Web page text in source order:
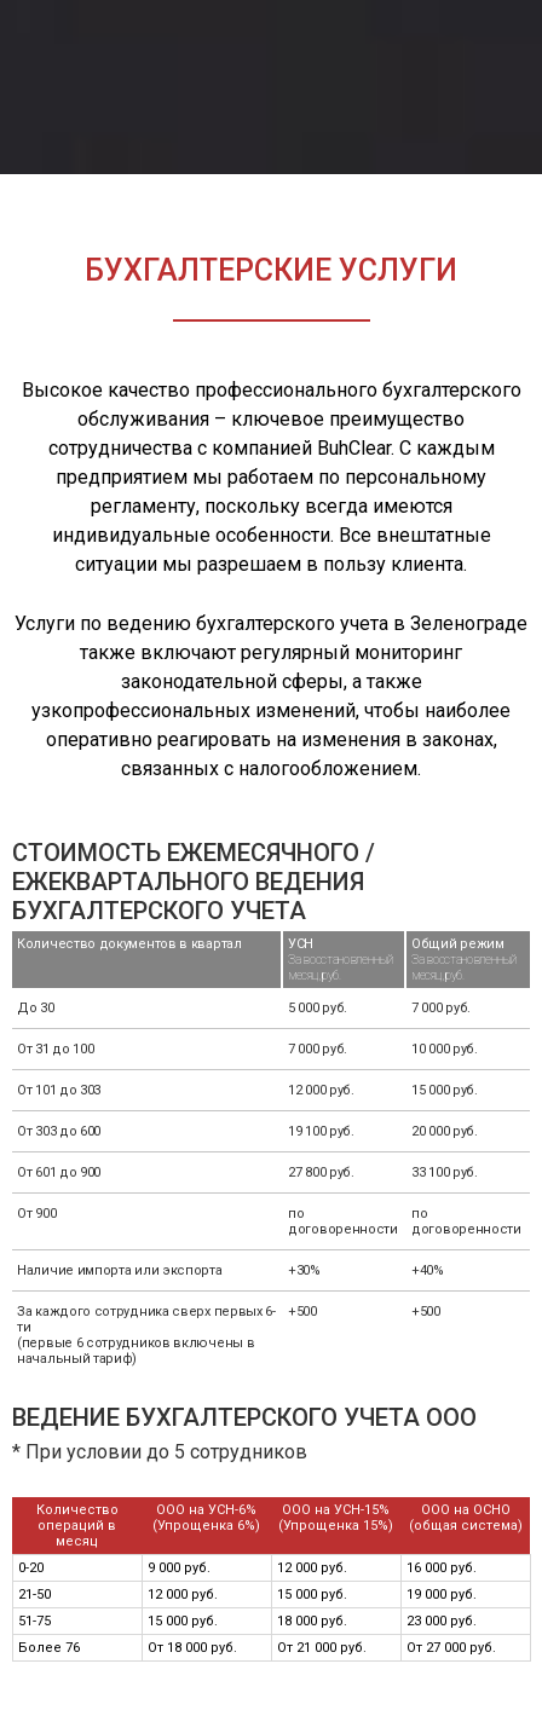
БУХГАЛТЕРСКИЕ УСЛУГИ
Высокое качество профессионального бухгалтерского
обслуживания – ключевое преимущество
сотрудничества с компанией BuhClear. С каждым
предприятием мы работаем по персональному
регламенту, поскольку всегда имеются
индивидуальные особенности. Все внештатные
ситуации мы разрешаем в пользу клиента.
Услуги по ведению бухгалтерского учета в Зеленограде
также включают регулярный мониторинг
законодательной сферы, а также
узкопрофессиональных изменений, чтобы наиболее
оперативно реагировать на изменения в законах,
связанных с налогообложением.
СТОИМОСТЬ ЕЖЕМЕСЯЧНОГО /
ЕЖЕКВАРТАЛЬНОГО ВЕДЕНИЯ
БУХГАЛТЕРСКОГО УЧЕТА
Количество документов в квартал УСН
За восстановленный
месяц, руб.
Общий режим
За восстановленный
месяц, руб.
До 30 5 000 руб. 7 000 руб.
От 31 до 100 7 000 руб. 10 000 руб.
От 101 до 303 12 000 руб. 15 000 руб.
От 303 до 600 19 100 руб. 20 000 руб.
От 601 до 900 27 800 руб. 33 100 руб.
От 900
по
договоренности
по
договоренности
Наличие импорта или экспорта +30% +40%
За каждого сотрудника сверх первых 6-
ти
(первые 6 сотрудников включены в
начальный тариф)
+500 +500
ВЕДЕНИЕ БУХГАЛТЕРСКОГО УЧЕТА ООО
* При условии до 5 сотрудников
Количество
операций в
месяц
ООО на УСН-6%
(Упрощенка 6%)
ООО на УСН-15%
(Упрощенка 15%)
ООО на ОСНО
(общая система)
0-20 9 000 руб. 12 000 руб.
16 000 руб.
21-50
12 000 руб. 15 000 руб.
19 000 руб.
51-75
15 000 руб. 18 000 руб.
23 000 руб.
Более 76
От 18 000 руб. От 21 000 руб. От 27 000 руб.